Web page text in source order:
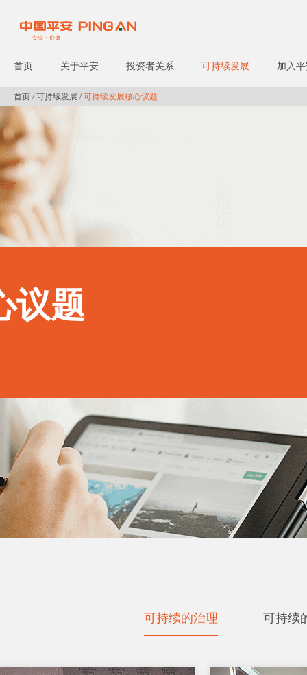
首页 关于平安 投资者关系 可持续发展 加入
首页 / 可持续发展 / 可持续发展核心议题
议题
可持续的治理 可持续